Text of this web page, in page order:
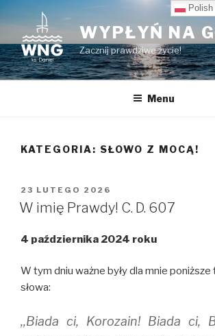
Przeskocz
do
treści
WYPŁYŃ NA
Zacznij prawdziwe życie!
Menu
KATEGORIA: SŁOWO Z MOCĄ!
OPUBLIKOWANE
W
23 LUTEGO 2026
W imię Prawdy! C. D. 607
4 października 2024 roku
W tym dniu ważne były dla mnie
słowa:
,,Biada ci, Korozain! Biada ci,
Polish